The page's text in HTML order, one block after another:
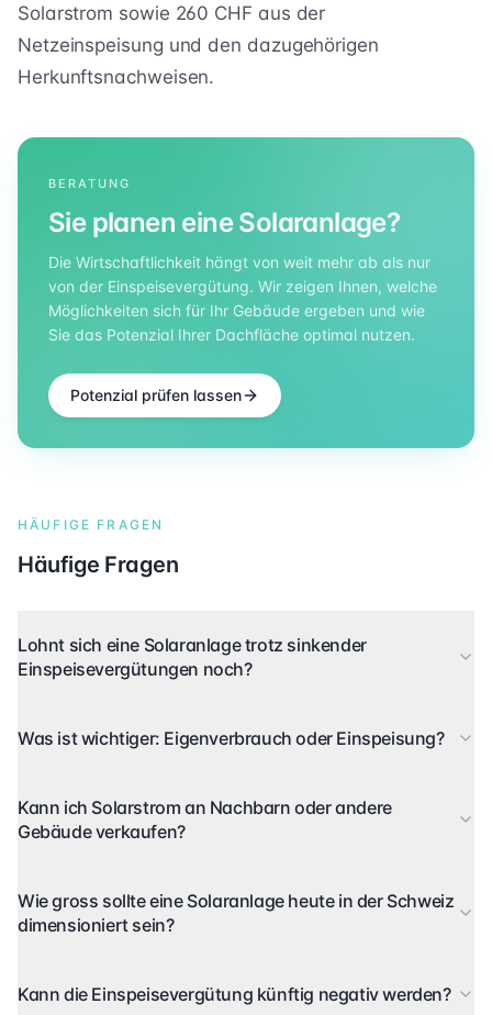
Solarstrom sowie 260 CHF aus der
Netzeinspeisung und den dazugehörigen
Herkunftsnachweisen.
BERATUNG
Sie planen eine Solaranlage?
Die Wirtschaftlichkeit hängt von weit mehr ab als nur
von der Einspeisevergütung. Wir zeigen Ihnen, welche
Möglichkeiten sich für Ihr Gebäude ergeben und wie
Sie das Potenzial Ihrer Dachfläche optimal nutzen.
Potenzial prüfen lassen
HÄUFIGE FRAGEN
Häufige Fragen
Lohnt sich eine Solaranlage trotz sinkender
Einspeisevergütungen noch?
Was ist wichtiger: Eigenverbrauch oder Einspeisung?
Kann ich Solarstrom an Nachbarn oder andere
Gebäude verkaufen?
Wie gross sollte eine Solaranlage heute in der Schweiz
dimensioniert sein?
Kann die Einspeisevergütung künftig negativ werden?